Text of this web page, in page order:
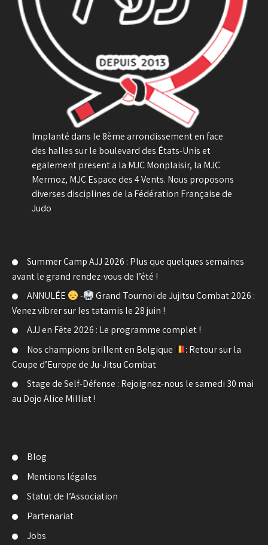
Implanté dans le 8ème arrondissement en face
des halles sur le boulevard des États-Unis et
egalement present a la MJC Monplaisir, la MJC
Mermoz, MJC Espace des 4 Vents. Nous proposons
diverses disciplines de la Fédération Française de
Judo
Summer Camp AJJ 2026 : Plus que quelques semaines
avant le grand rendez-vous de l’été !
ANNULÉE
-
Grand Tournoi de Jujitsu Combat 2026 :
Venez vibrer sur les tatamis le 28 juin !
AJJ en Fête 2026 : Le programme complet !
Nos champions brillent en Belgique
: Retour sur la
Coupe d’Europe de Ju-Jitsu Combat
Stage de Self-Défense : Rejoignez-nous le samedi 30 mai
au Dojo Alice Milliat !
Blog
Mentions légales
Statut de l’Association
Partenariat
Jobs